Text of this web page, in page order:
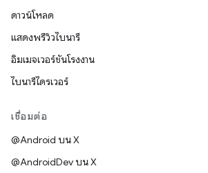
ดาวน์โหลด
แสดงพรีวิวไบนารี
อิมเมจเวอร์ชันโรงงาน
ไบนารีไดรเวอร์
เชื่อมต่อ
@Android บน X
@AndroidDev บน X